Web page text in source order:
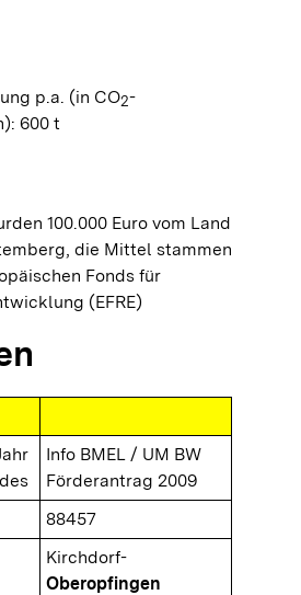
p.a. (in CO2-
600 t
100.000 Euro vom Land
die Mittel stammen
Fonds für
(EFRE)
Info BMEL / UM BW
Förderantrag 2009
88457
Kirchdorf-
Oberopfingen